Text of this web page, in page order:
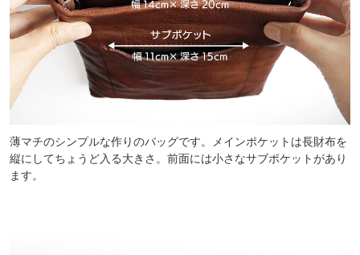
薄マチのシンプルな作りのバッグです。メインポケットは長財布を
縦にしてちょうど入る大きさ。前面には小さなサブポケットがあり
ます。